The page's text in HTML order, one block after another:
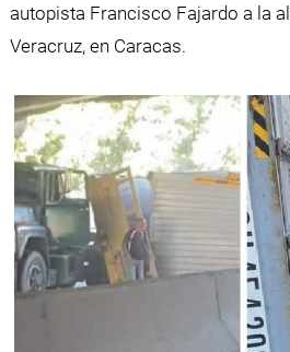
autopista Francisco Fajardo a la
Veracruz, en Caracas.